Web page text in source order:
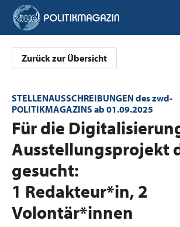
Zurück zur Übersicht
STELLENAUSSCHREIBUNGEN des zwd-
POLITIKMAGAZINS ab 01.09.2025
:Für die
Ausstellungsprojekt
gesucht:
1 Redakteur*in, 2
Volontär*innen